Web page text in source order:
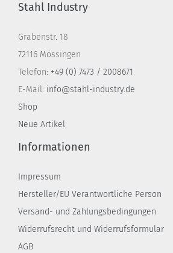
Stahl Industry
Grabenstr. 18
72116 Mössingen
Telefon: +49 (0) 7473 / 2008671
E-Mail: info@stahl-industry.de
Shop
Neue Artikel
Informationen
Impressum
Hersteller/EU Verantwortliche Person
Versand- und Zahlungsbedingungen
Widerrufsrecht und Widerrufsformular
AGB